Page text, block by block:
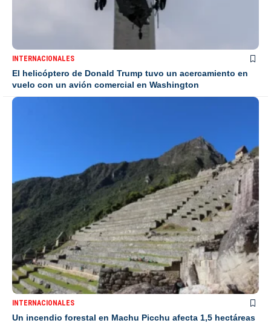
INTERNACIONALES
El helicóptero de Donald Trump tuvo un acercamiento en
vuelo con un avión comercial en Washington
INTERNACIONALES
Un incendio forestal en Machu Picchu afecta 1,5 hectáreas